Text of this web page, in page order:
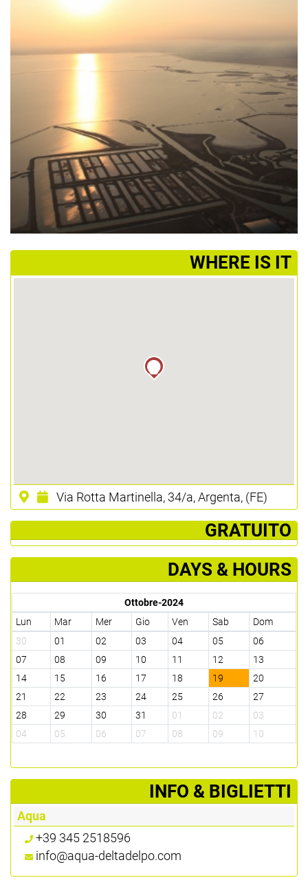
­WHERE IS IT
Via Rotta Martinella, 34/a, Argenta, (FE)
­ GRATUITO
DAYS & HOURS
Ottobre-2024
Lun
Mar Mer Gio Ven Sab
Dom
30
01 02 03 04 05
06
07
08 09 10 11 12
13
14
15 16 17 18 19
20
21
22 23 24 25 26
27
28
29 30 31 01 02
03
04
05 06 07 08 09 10
­INFO & BIGLIETTI
Aqua
+39 345 2518596
info@aqua-deltadelpo.com